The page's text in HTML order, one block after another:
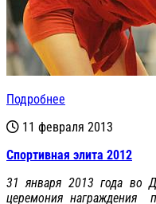
Подробнее
11 февраля 2013
Спортивная элита 2012
31 января 2013 года во
церемония награждения